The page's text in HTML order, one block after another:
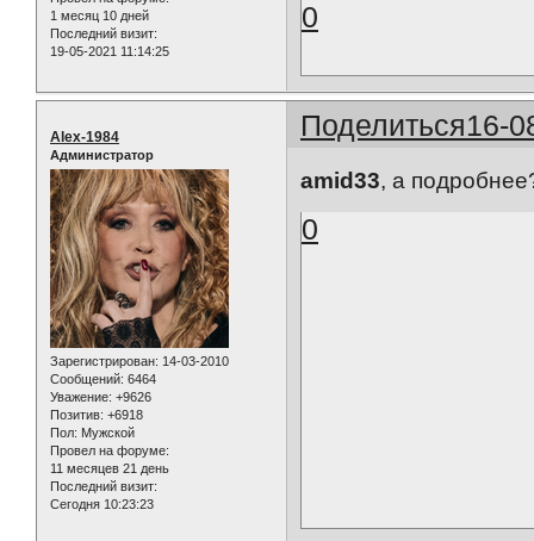
1 месяц 10 дней
Последний визит:
19-05-2021 11:14:25
0
Поделиться16-
Alex-1984
Администратор
Зарегистрирован: 14-03-2010
Сообщений: 6464
Уважение: +9626
Позитив: +6918
Пол: Мужской
Провел на форуме:
11 месяцев 21 день
Последний визит:
Сегодня 10:23:23
amid33, а
0